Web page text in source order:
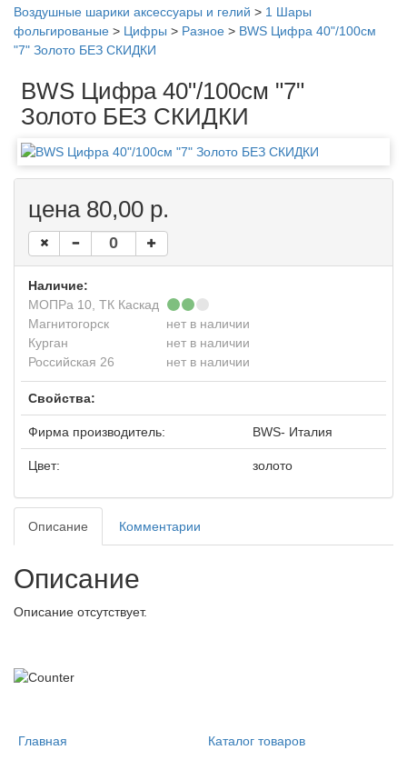
Воздушные шарики аксессуары и гелий > 1 Шары
фольгированые > Цифры > Разное > BWS Цифра 40"/100см
"7" Золото БЕЗ СКИДКИ
BWS Цифра 40"/100см "7"
Золото БЕЗ СКИДКИ
цена 80,00 р.
Наличие:
МОПРа 10, ТК Каскад
Магнитогорск
нет в наличии
Курган
нет в наличии
Российская 26
нет в наличии
Свойства:
Фирма производитель: BWS- Италия
Цвет: золото
Описание Комментарии
Описание
Описание отсутствует.
Главная Каталог товаров